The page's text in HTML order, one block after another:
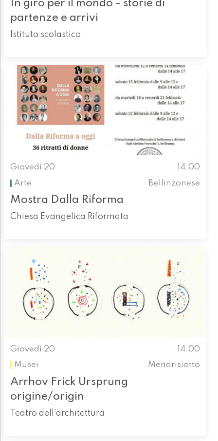
In giro per il mondo - storie di
partenze e arrivi
Istituto scolastico
Giovedì 20
14.00
Arte
Bellinzonese
Mostra Dalla Riforma
Chiesa Evangelica Riformata
Giovedì 20
14.00
Musei
Mendrisiotto
Arrhov Frick Ursprung
origine/origin
Teatro dell'architettura